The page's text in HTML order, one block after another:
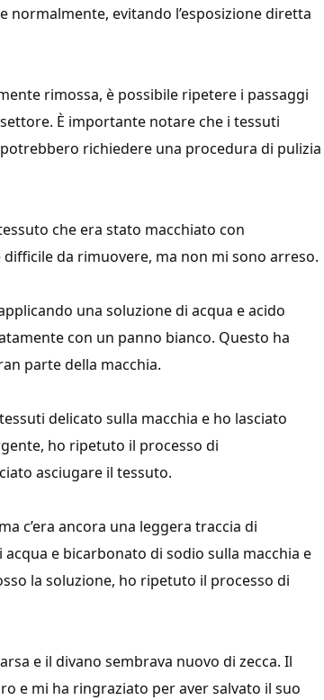
normalmente, evitando l’esposizione diretta
rimossa, è possibile ripetere i passaggi
È importante notare che i tessuti
richiedere una procedura di pulizia
che era stato macchiato con
da rimuovere, ma non mi sono arreso.
una soluzione di acqua e acido
con un panno bianco. Questo ha
parte della macchia.
delicato sulla macchia e ho lasciato
ho ripetuto il processo di
asciugare il tessuto.
c’era ancora una leggera traccia di
e bicarbonato di sodio sulla macchia e
la soluzione, ho ripetuto il processo di
e il divano sembrava nuovo di zecca. Il
e mi ha ringraziato per aver salvato il suo